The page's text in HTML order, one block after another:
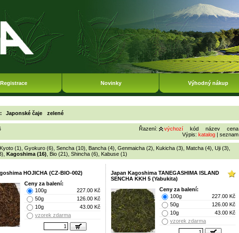
Registrace Novinky Výhodný nákup
Japonské čaje zelené
Řazení: výchozí kód název
cena
Výpis: katalog | seznam
Kyoto (1) Gyokuro (6) Sencha (10) Bancha (4) Genmaicha (2) Kukicha (3) Matcha (4) Uji (3)
Kagoshima (16) Bio (21) Shincha (6) Kabuse (1)
HOJICHA (CZ-BIO-002)
Ceny za balení:
100g
227.00 Kč
50g
126.00 Kč
10g
43.00 Kč
vzorek zdarma
Japan Kagoshima TANEGASHIMA ISLAND
SENCHA KKH 5 (Yabukita)
Ceny za balení:
100g
227.00 Kč
50g
126.00 Kč
10g
43.00 Kč
vzorek zdarma